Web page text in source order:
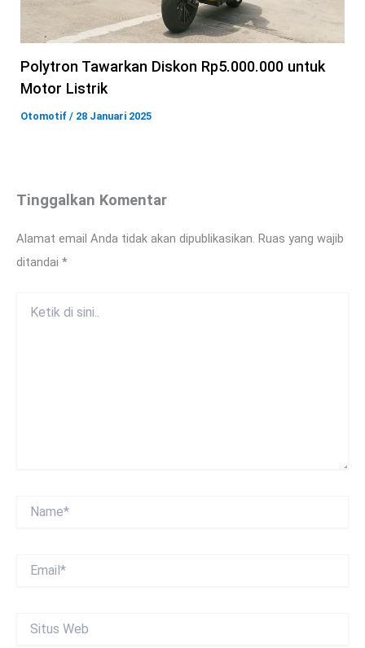
Polytron Tawarkan Diskon Rp5.000.000 untuk
Motor Listrik
Otomotif / 28 Januari 2025
Tinggalkan Komentar
Alamat email Anda tidak akan dipublikasikan. Ruas yang wajib
ditandai *
Web